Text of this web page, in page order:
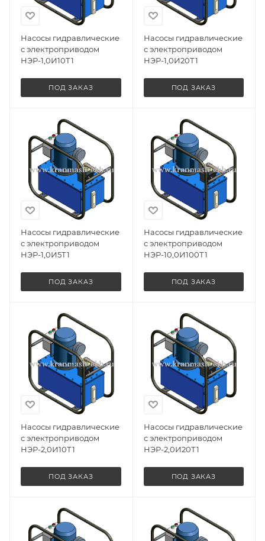
Насосы гидравлические
с электроприводом
НЭР-1,0И10Т1
ПОД ЗАКАЗ
Насосы гидравлические
с электроприводом
НЭР-1,0И20Т1
ПОД ЗАКАЗ
Насосы гидравлические
с электроприводом
НЭР-1,0И5Т1
ПОД ЗАКАЗ
Насосы гидравлические
с электроприводом
НЭР-10,0И100Т1
ПОД ЗАКАЗ
Насосы гидравлические
с электроприводом
НЭР-2,0И10Т1
ПОД ЗАКАЗ
Насосы гидравлические
с электроприводом
НЭР-2,0И20Т1
ПОД ЗАКАЗ